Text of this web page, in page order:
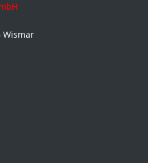
Wismar